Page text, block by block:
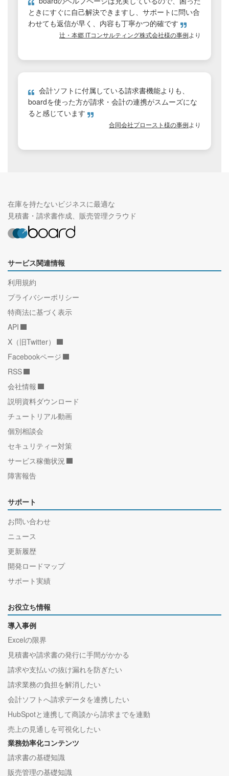
ときにすぐに自己解決できますし、サポートに問い合
わせても返信が早く、内容も丁寧かつ的確です
辻・本郷 ITコンサルティング株式会社様の事例より
会計ソフトに付属している請求書機能よりも、
boardを使った方が請求・会計の連携がスムーズにな
ると感じています
合同会社プロースト様の事例より
在庫を持たないビジネスに最適な
見積書・請求書作成、販売管理クラウド
サービス関連情報
利用規約
プライバシーポリシー
特商法に基づく表示
API
X（旧Twitter）
Facebookページ
RSS
会社情報
説明資料ダウンロード
チュートリアル動画
個別相談会
セキュリティー対策
サービス稼働状況
障害報告
サポート
お問い合わせ
ニュース
更新履歴
開発ロードマップ
サポート実績
お役立ち情報
導入事例
Excelの限界
見積書や請求書の発行に手間がかかる
請求や支払いの抜け漏れを防ぎたい
請求業務の負担を解消したい
会計ソフトへ請求データを連携したい
HubSpotと連携して商談から請求までを連動
売上の見通しを可視化したい
業務効率化コンテンツ
請求書の基礎知識
販売管理の基礎知識